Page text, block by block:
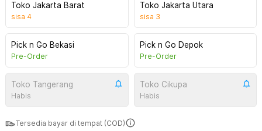
Toko Jakarta Barat
sisa 4
Toko Jakarta Utara
sisa 3
Pick n Go Bekasi
Pre-Order
Pick n Go Depok
Pre-Order
Toko Tangerang
Habis
Toko Cikupa
Habis
Tersedia bayar di tempat (COD)